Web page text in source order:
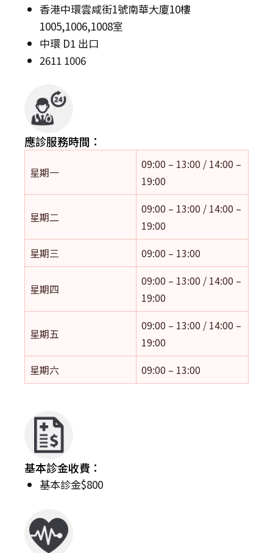
香港中環雲咸街1號南華大廈10樓
1005,1006,1008室
中環 D1 出口
2611 1006
應診服務時間：
星期一
09:00 – 13:00 / 14:00 –
19:00
星期二
09:00 – 13:00 / 14:00 –
19:00
星期三
09:00 – 13:00
星期四
09:00 – 13:00 / 14:00 –
19:00
星期五
09:00 – 13:00 / 14:00 –
19:00
星期六
09:00 – 13:00
基本診金收費：
基本診金$800